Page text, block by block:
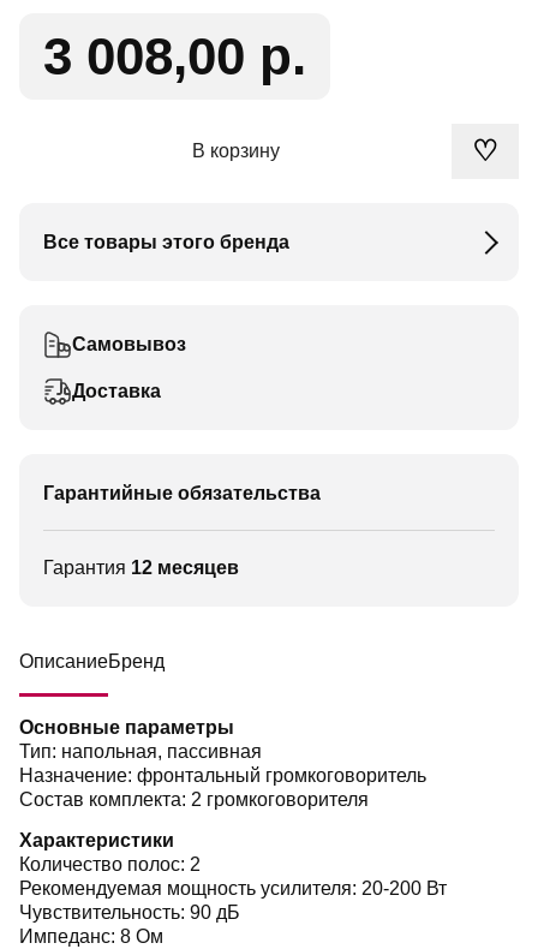
3 008,00 р.
В корзину ♡
Все товары этого бренда
Самовывоз
Доставка
Гарантийные обязательства
Гарантия 12 месяцев
ОписаниеБренд
Основные параметры
Тип: напольная, пассивная
Назначение: фронтальный громкоговоритель
Состав комплекта: 2 громкоговорителя
Характеристики
Количество полос: 2
Рекомендуемая мощность усилителя: 20-200 Вт
Чувствительность: 90 дБ
Импеданс: 8 Ом